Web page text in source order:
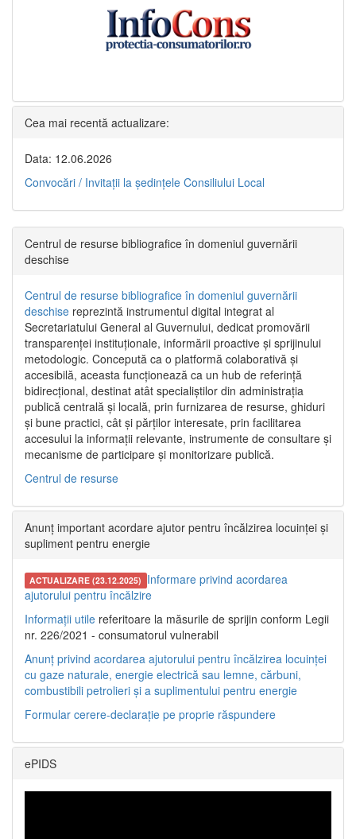
Cea mai recentă actualizare:
Data: 12.06.2026
Convocări / Invitaţii la şedinţele Consiliului Local
Centrul de resurse bibliografice în domeniul guvernării
deschise
Centrul de resurse bibliografice în domeniul guvernării
deschise reprezintă instrumentul digital integrat al
Secretariatului General al Guvernului, dedicat promovării
transparenței instituționale, informării proactive și sprijinului
metodologic. Concepută ca o platformă colaborativă și
accesibilă, aceasta funcționează ca un hub de referință
bidirecțional, destinat atât specialiștilor din administrația
publică centrală și locală, prin furnizarea de resurse, ghiduri
și bune practici, cât și părților interesate, prin facilitarea
accesului la informații relevante, instrumente de consultare și
mecanisme de participare și monitorizare publică.
Centrul de resurse
Anunț important acordare ajutor pentru încălzirea locuinței și
supliment pentru energie
ACTUALIZARE (23.12.2025) Informare privind acordarea
ajutorului pentru încălzire
Informații utile referitoare la măsurile de sprijin conform Legii
nr. 226/2021 - consumatorul vulnerabil
Anunț privind acordarea ajutorului pentru încălzirea locuinței
cu gaze naturale, energie electrică sau lemne, cărbuni,
combustibili petrolieri și a suplimentului pentru energie
Formular cerere-declarație pe proprie răspundere
ePIDS